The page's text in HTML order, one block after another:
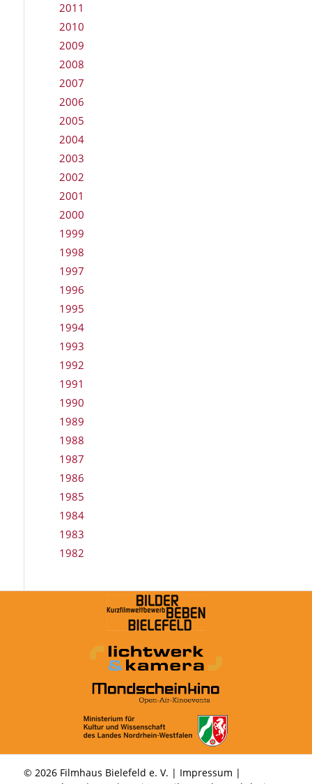
2011
2010
2009
2008
2007
2006
2005
2004
2003
2002
2001
2000
1999
1998
1997
1996
1995
1994
1993
1992
1991
1990
1989
1988
1987
1986
1985
1984
1983
1982
© 2026 Filmhaus Bielefeld e. V. | Impressum |